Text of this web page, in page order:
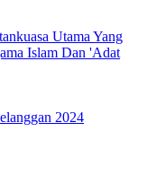
Utama Yang
Islam Dan 'Adat
2024